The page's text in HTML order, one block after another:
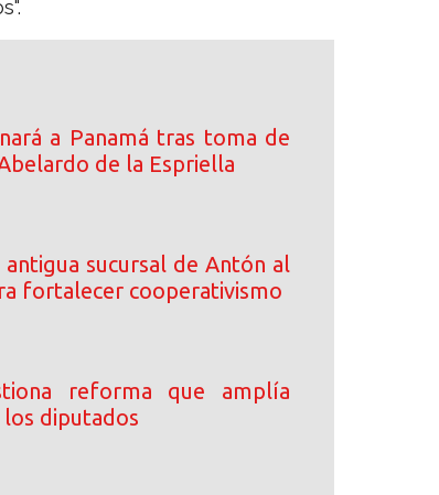
a Panamá tras toma de
de la Espriella
antigua sucursal de Antón al
fortalecer cooperativismo
reforma que amplía
diputados